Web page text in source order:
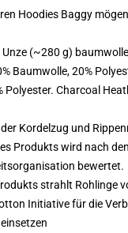
Hoodies Baggy
(~280 g)
Baumwolle, 20%
Polyester. Charcoal
Kordelzug und
Produkts wird nach
bewertet.
strahlt Rohlinge
Initiative für die